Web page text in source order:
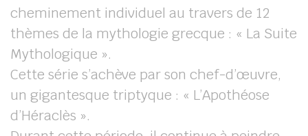
cheminement individuel au travers de 12
thèmes de la mythologie grecque : « La Suite
Mythologique ».
Cette série s’achève par son chef-d’œuvre,
un gigantesque triptyque : « L’Apothéose
d’Héraclès ».